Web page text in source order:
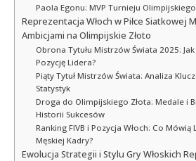
Paola Egonu: MVP Turnieju
Reprezentacja Włoch w Piłce Siatkowej
Ambicjami na Olimpijskie Złoto
Obrona Tytułu Mistrzów Świata 2025:
Pozycję Lidera?
Piąty Tytuł Mistrzów Świata: Analiza
Statystyk
Droga do Olimpijskiego Złota: Medale i
Historii Sukcesów
Ranking FIVB i Pozycja Włoch: Co Mówią
Męskiej Kadry?
Ewolucja Strategii i Stylu Gry Włoskich